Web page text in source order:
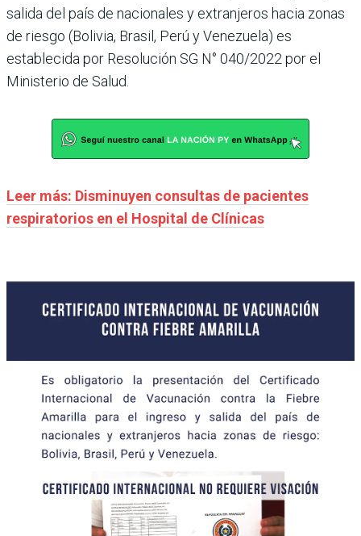
salida del país de nacionales y extranjeros hacia zonas
de riesgo (Bolivia, Brasil, Perú y Venezuela) es
establecida por Resolución SG N° 040/2022 por el
Ministerio de Salud.
Leer más: Disminuyen consultas de pacientes
respiratorios en el Hospital de Clínicas